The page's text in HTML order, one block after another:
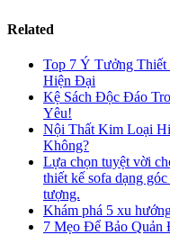
Related
Top 7 Ý Tưởng
Hiện Đại
Kệ Sách Độc Đáo
Yêu!
Nội Thất Kim Loại
Không?
Lựa chọn tuyệt vời
thiết kế sofa dạng
tượng.
Khám phá 5 xu
7 Mẹo Để Bảo Quản